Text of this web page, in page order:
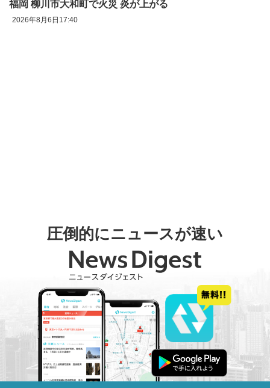
福岡 柳川市大和町で火災 炎が上がる
2026年8月6日17:40
圧倒的にニュースが速い